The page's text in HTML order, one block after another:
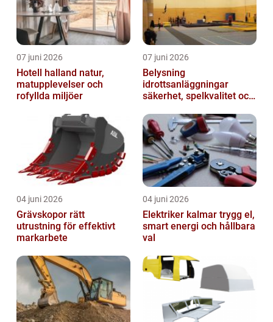
07 juni 2026
Hotell halland natur,
matupplevelser och
rofyllda miljöer
07 juni 2026
Belysning
idrottsanläggningar
säkerhet, spelkvalitet och
04 juni 2026
Grävskopor rätt
utrustning för effektivt
markarbete
04 juni 2026
Elektriker kalmar trygg el,
smart energi och hållbara
val